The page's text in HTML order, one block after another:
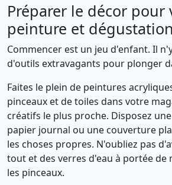
Préparer le décor pour
peinture et
Commencer est un jeu d'enfant. Il
d'outils extravagants pour plonger
Faites le plein de peintures
pinceaux et de toiles dans votre
créatifs le plus proche. Disposez
papier journal ou une couverture
les choses propres. N'oubliez pas
tout et des verres d'eau à portée
les pinceaux.